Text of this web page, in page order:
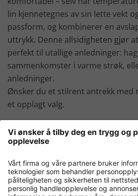
lin kjennetegnes av sin lette vekt
passform, og kombinerer en
uttrykk. Denne allsidigheten gjør
perfekt til utallige anledninger:
sammenkomster i varme strøk,
anledninger.
Ønsker du et stilrent antrekk med
et opplagt valg.
Hvordan best ta vare